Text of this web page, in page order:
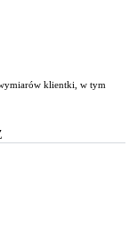
klientki, w tym